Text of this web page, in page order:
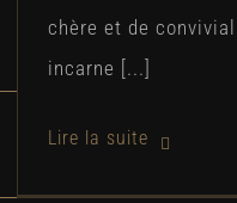
chère et de
incarne [...]